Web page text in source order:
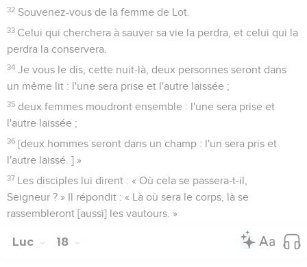
32 Souvenez-vous de la femme de Lot.
33 Celui qui cherchera à sauver sa vie la perdra, et celui qui la
perdra la conservera.
34 Je vous le dis, cette nuit-là, deux personnes seront dans
un même lit : l'une sera prise et l'autre laissée ;
35 deux femmes moudront ensemble : l'une sera prise et
l'autre laissée ;
36 [deux hommes seront dans un champ : l'un sera pris et
l'autre laissé. ] »
37 Les disciples lui dirent : « Où cela se passera-t-il,
Seigneur ? » Il répondit : « Là où sera le corps, là se
rassembleront [aussi] les vautours. »
Luc 18